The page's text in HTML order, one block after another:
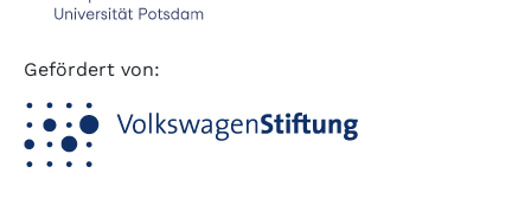
Gefördert von: